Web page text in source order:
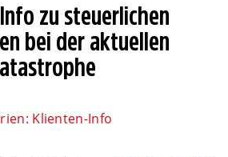
zu steuerlichen
bei der aktuellen
Klienten-Info